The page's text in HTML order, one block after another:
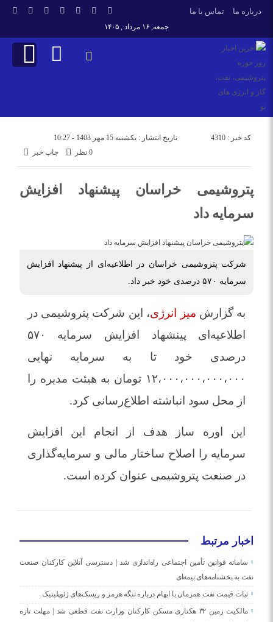
درباره ما تماس با ما
جمعه, ۱۶ مرداد , ۱۴۰۵
تاریخ انتشار : یکشنبه 15 مهر 1403 - 10:27
کد خبر : 4310
چاپ خبر
0 نظر
پتروشیمی خراسان پیشنهاد افزایش
سرمایه داد
شرکت پتروشیمی خراسان در اطلاعیه‌ای از پیشنهاد افزایش
سرمایه ۵۷۰ درصدی خود خبر داد.
به گزارش میز انرژی، این شرکت پتروشیمی در
اطلاعیه‌ای پینشهاد افزایش سرمایه ۵۷۰
درصدی خود تا به سرمایه نهایی
۱۲،۰۰۰،۰۰۰،۰۰۰،۰۰۰ تومان به هیئت مدیره را
از محل سود انباشته اطلاع‌رسانی کرد.
این اوره ساز هدف از انجام این افزایش
سرمایه را اصلاح ساختار مالی و سرمایه‌گذاری
در صنعت پتروشیمی عنوان کرده است.
اخبار مرتبط
سامانه قوانین تأمین اجتماعی راه‌اندازی شد | دسترسی آنلاین کارکنان صنعت
نفت به بخشنامه‌های بیمه‌ای
ثبات قیمت نفت همزمان با ابهام درباره تنگه هرمز و ریسک‌های ژئوپلیتیک
مالکیت زمین ۳۲ هکتاری مسکن کارکنان وزارت نفت قطعی شد | مهلت تازه